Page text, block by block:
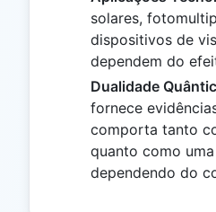
solares,
dispositivos de
dependem do
Dualidade
fornece
comporta tanto
quanto como
dependendo do